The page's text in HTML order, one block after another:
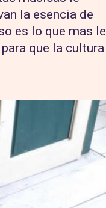
la esencia de
es lo que mas le
que la cultura